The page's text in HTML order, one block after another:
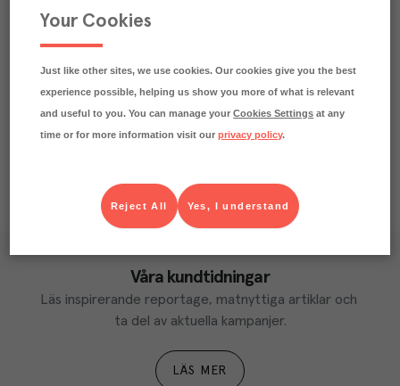
Varje kilo av varan påverkar klimatet motsvarande
utsläppen av 0.2 kg koldioxid.
Läs mer om hur vi beräknar klimatavtryck
Våra kundtidningar
Läs inspirerande reportage, matnyttiga artiklar och
ta del av aktuella kampanjer.
LÄS MER
Your Cookies
Just like other sites, we use cookies. Our cookies give you the best
experience possible, helping us show you more of what is relevant
and useful to you. You can manage yourCookies Settings at any
time or for more information visit ourprivacy policy.
Yes, I understand
Reject All